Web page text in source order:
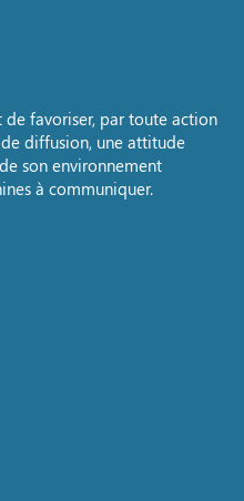
de favoriser, par toute action
diffusion, une attitude
son environnement
à communiquer.